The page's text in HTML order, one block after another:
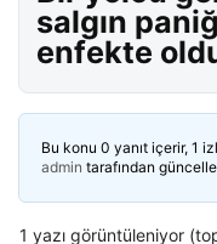
salgın
enfekte
Bu konu 0 yanıt içerir, 1
admin tarafından
1 yazı görüntüleniyor